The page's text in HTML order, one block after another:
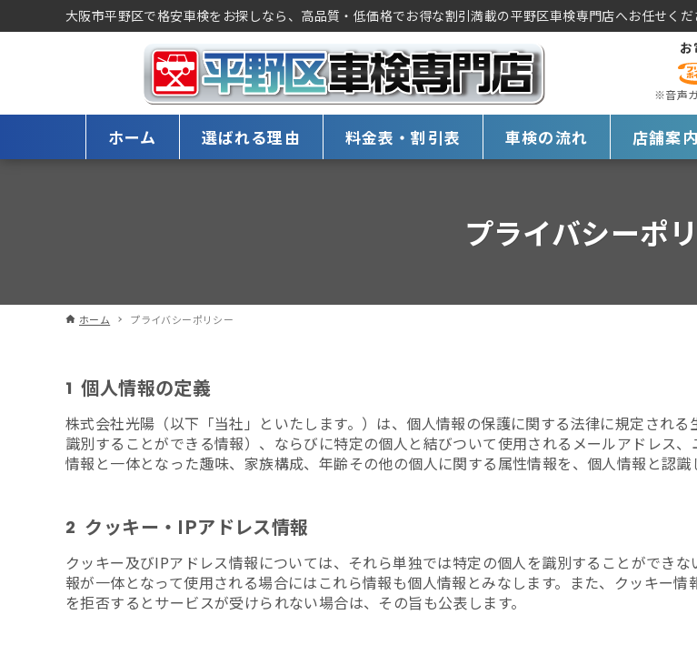
大阪市平野区で格安車検をお探しなら、高品質・低価格でお得な割引満載の平野区車検専門店へお任せくだ
お
※音声
ホーム 選ばれる理由 料金表・割引表 車検の流れ 店舗案内
プライバシーポ
ホーム プライバシーポリシー
1 個人情報の定義
株式会社光陽（以下「当社」といたします。）は、個人情報の保護に関する法律に規定され
識別することができる情報）、ならびに特定の個人と結びついて使用されるメールアドレス
情報と一体となった趣味、家族構成、年齢その他の個人に関する属性情報を、個人情報と認識
2 クッキー・IPアドレス情報
クッキー及びIPアドレス情報については、それら単独では特定の個人を識別することができ
報が一体となって使用される場合にはこれら情報も個人情報とみなします。また、クッキー
を拒否するとサービスが受けられない場合は、その旨も公表します。